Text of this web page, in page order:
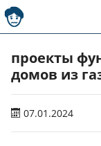
проекты
домов из
07.01.2024